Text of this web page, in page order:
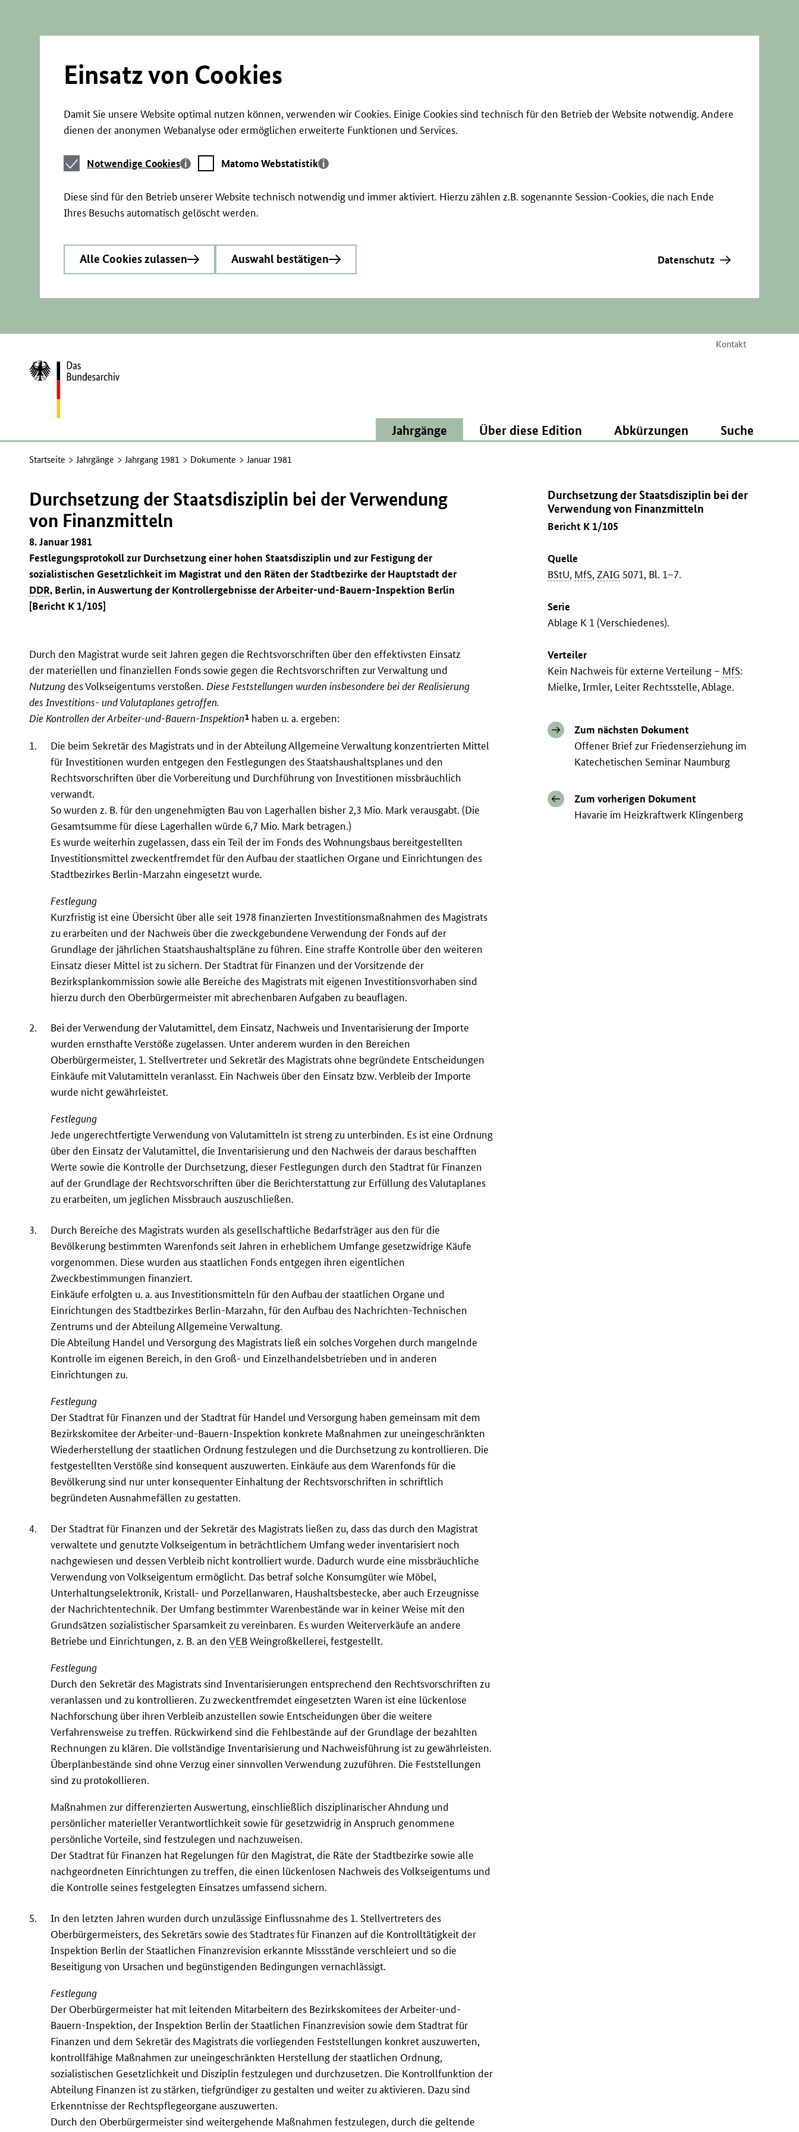
Einsatz von Cookies
Damit Sie unsere Website optimal nutzen können, verwenden wir Cookies. Einige Cookies sind technisch für den Betrieb der Website notwendig. Andere
dienen der anonymen Webanalyse oder ermöglichen erweiterte Funktionen und Services.
Notwendige
Cookies
Notwendige Cookies
Matomo
Webstatistik
Matomo Webstatistik
Diese sind für den Betrieb unserer Website technisch notwendig und immer aktiviert. Hierzu zählen z.B. sogenannte Session-Cookies, die nach Ende
Ihres Besuchs automatisch gelöscht werden.
Alle Cookies zulassen Auswahl bestätigen Datenschutz
Kontakt
Zur
Startseite
Jahrgänge Über diese Edition Abkürzungen Suche
Startseite Jahrgänge Jahrgang 1981 Dokumente Januar 1981
Durchsetzung der Staatsdisziplin bei der
Verwendung von Finanzmitteln
Bericht K 1/105
Quelle
BStU, MfS,ZAIG 5071, Bl. 1–7.
Serie
Ablage K 1 (Verschiedenes).
Verteiler
Kein Nachweis für externe Verteilung – MfS:
Mielke, Irmler, Leiter Rechtsstelle, Ablage.
Zum nächsten Dokument
Offener Brief zur Friedenserziehung im
Katechetischen Seminar Naumburg
Zum vorherigen Dokument
Havarie im Heizkraftwerk Klingenberg
Durchsetzung der Staatsdisziplin bei der Verwendung
von Finanzmitteln
8. Januar 1981
Festlegungsprotokoll zur Durchsetzung einer hohen Staatsdisziplin und zur Festigung der
sozialistischen Gesetzlichkeit im Magistrat und den Räten der Stadtbezirke der Hauptstadt der
DDR, Berlin, in Auswertung der Kontrollergebnisse der Arbeiter-und-Bauern-Inspektion Berlin
[Bericht K 1/105]
Durch den Magistrat wurde seit Jahren gegen die Rechtsvorschriften über den effektivsten Einsatz
der materiellen und finanziellen Fonds sowie gegen die Rechtsvorschriften zur Verwaltung und
Nutzungdes Volkseigentums verstoßen. Diese Feststellungen wurden insbesondere bei der Realisierung
des Investitions- und Valutaplanes getroffen.
Die Kontrollen der Arbeiter-und-Bauern-Inspektion1 haben u. a. ergeben:
1.
Die beim Sekretär des Magistrats und in der Abteilung Allgemeine Verwaltung konzentrierten Mittel
für Investitionen wurden entgegen den Festlegungen des Staatshaushaltsplanes und den
Rechtsvorschriften über die Vorbereitung und Durchführung von Investitionen missbräuchlich
verwandt.
So wurden z. B. für den ungenehmigten Bau von Lagerhallen bisher 2,3 Mio. Mark verausgabt. (Die
Gesamtsumme für diese Lagerhallen würde 6,7 Mio. Mark betragen.)
Es wurde weiterhin zugelassen, dass ein Teil der im Fonds des Wohnungsbaus bereitgestellten
Investitionsmittel zweckentfremdet für den Aufbau der staatlichen Organe und Einrichtungen des
Stadtbezirkes Berlin-Marzahn eingesetzt wurde.
Festlegung
Kurzfristig ist eine Übersicht über alle seit 1978 finanzierten Investitionsmaßnahmen des Magistrats
zu erarbeiten und der Nachweis über die zweckgebundene Verwendung der Fonds auf der
Grundlage der jährlichen Staatshaushaltspläne zu führen. Eine straffe Kontrolle über den weiteren
Einsatz dieser Mittel ist zu sichern. Der Stadtrat für Finanzen und der Vorsitzende der
Bezirksplankommission sowie alle Bereiche des Magistrats mit eigenen Investitionsvorhaben sind
hierzu durch den Oberbürgermeister mit abrechenbaren Aufgaben zu beauflagen.
2.
Bei der Verwendung der Valutamittel, dem Einsatz, Nachweis und Inventarisierung der Importe
wurden ernsthafte Verstöße zugelassen. Unter anderem wurden in den Bereichen
Oberbürgermeister, 1. Stellvertreter und Sekretär des Magistrats ohne begründete Entscheidungen
Einkäufe mit Valutamitteln veranlasst. Ein Nachweis über den Einsatz bzw. Verbleib der Importe
wurde nicht gewährleistet.
Festlegung
Jede ungerechtfertigte Verwendung von Valutamitteln ist streng zu unterbinden. Es ist eine Ordnung
über den Einsatz der Valutamittel, die Inventarisierung und den Nachweis der daraus beschafften
Werte sowie die Kontrolle der Durchsetzung, dieser Festlegungen durch den Stadtrat für Finanzen
auf der Grundlage der Rechtsvorschriften über die Berichterstattung zur Erfüllung des Valutaplanes
zu erarbeiten, um jeglichen Missbrauch auszuschließen.
3.
Durch Bereiche des Magistrats wurden als gesellschaftliche Bedarfsträger aus den für die
Bevölkerung bestimmten Warenfonds seit Jahren in erheblichem Umfange gesetzwidrige Käufe
vorgenommen. Diese wurden aus staatlichen Fonds entgegen ihren eigentlichen
Zweckbestimmungen finanziert.
Einkäufe erfolgten u. a. aus Investitionsmitteln für den Aufbau der staatlichen Organe und
Einrichtungen des Stadtbezirkes Berlin-Marzahn, für den Aufbau des Nachrichten-Technischen
Zentrums und der Abteilung Allgemeine Verwaltung.
Die Abteilung Handel und Versorgung des Magistrats ließ ein solches Vorgehen durch mangelnde
Kontrolle im eigenen Bereich, in den Groß- und Einzelhandelsbetrieben und in anderen
Einrichtungen zu.
Festlegung
Der Stadtrat für Finanzen und der Stadtrat für Handel und Versorgung haben gemeinsam mit dem
Bezirkskomitee der Arbeiter-und-Bauern-Inspektion konkrete Maßnahmen zur uneingeschränkten
Wiederherstellung der staatlichen Ordnung festzulegen und die Durchsetzung zu kontrollieren. Die
festgestellten Verstöße sind konsequent auszuwerten. Einkäufe aus dem Warenfonds für die
Bevölkerung sind nur unter konsequenter Einhaltung der Rechtsvorschriften in schriftlich
begründeten Ausnahmefällen zu gestatten.
4.
Der Stadtrat für Finanzen und der Sekretär des Magistrats ließen zu, dass das durch den Magistrat
verwaltete und genutzte Volkseigentum in beträchtlichem Umfang weder inventarisiert noch
nachgewiesen und dessen Verbleib nicht kontrolliert wurde. Dadurch wurde eine missbräuchliche
Verwendung von Volkseigentum ermöglicht. Das betraf solche Konsumgüter wie Möbel,
Unterhaltungselektronik, Kristall- und Porzellanwaren, Haushaltsbestecke, aber auch Erzeugnisse
der Nachrichtentechnik. Der Umfang bestimmter Warenbestände war in keiner Weise mit den
Grundsätzen sozialistischer Sparsamkeit zu vereinbaren. Es wurden Weiterverkäufe an andere
Betriebe und Einrichtungen, z. B. an denVEBWeingroßkellerei, festgestellt.
Festlegung
Durch den Sekretär des Magistrats sind Inventarisierungen entsprechend den Rechtsvorschriften zu
veranlassen und zu kontrollieren. Zu zweckentfremdet eingesetzten Waren ist eine lückenlose
Nachforschung über ihren Verbleib anzustellen sowie Entscheidungen über die weitere
Verfahrensweise zu treffen. Rückwirkend sind die Fehlbestände auf der Grundlage der bezahlten
Rechnungen zu klären. Die vollständige Inventarisierung und Nachweisführung ist zu gewährleisten.
Überplanbestände sind ohne Verzug einer sinnvollen Verwendung zuzuführen. Die Feststellungen
sind zu protokollieren.
Maßnahmen zur differenzierten Auswertung, einschließlich disziplinarischer Ahndung und
persönlicher materieller Verantwortlichkeit sowie für gesetzwidrig in Anspruch genommene
persönliche Vorteile, sind festzulegen und nachzuweisen.
Der Stadtrat für Finanzen hat Regelungen für den Magistrat, die Räte der Stadtbezirke sowie alle
nachgeordneten Einrichtungen zu treffen, die einen lückenlosen Nachweis des Volkseigentums und
die Kontrolle seines festgelegten Einsatzes umfassend sichern.
5.
In den letzten Jahren wurden durch unzulässige Einflussnahme des 1. Stellvertreters des
Oberbürgermeisters, des Sekretärs sowie des Stadtrates für Finanzen auf die Kontrolltätigkeit der
Inspektion Berlin der Staatlichen Finanzrevision erkannte Missstände verschleiert und so die
Beseitigung von Ursachen und begünstigenden Bedingungen vernachlässigt.
Festlegung
Der Oberbürgermeister hat mit leitenden Mitarbeitern des Bezirkskomitees der Arbeiter-und-
Bauern-Inspektion, der Inspektion Berlin der Staatlichen Finanzrevision sowie dem Stadtrat für
Finanzen und dem Sekretär des Magistrats die vorliegenden Feststellungen konkret auszuwerten,
kontrollfähige Maßnahmen zur uneingeschränkten Herstellung der staatlichen Ordnung,
sozialistischen Gesetzlichkeit und Disziplin festzulegen und durchzusetzen. Die Kontrollfunktion der
Abteilung Finanzen ist zu stärken, tiefgründiger zu gestalten und weiter zu aktivieren. Dazu sind
Erkenntnisse der Rechtspflegeorgane auszuwerten.
Durch den Oberbürgermeister sind weitergehende Maßnahmen festzulegen, durch die geltende